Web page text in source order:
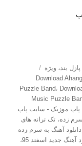
بند،ویژه
Download
Puzzle Band،
Music Puzzle
پاپ موزیک - سایت پاپ
سرم زده،تک ترانه های
دانلود آهنگ به سرم زده
آهنگ جدید اسفند 95
،